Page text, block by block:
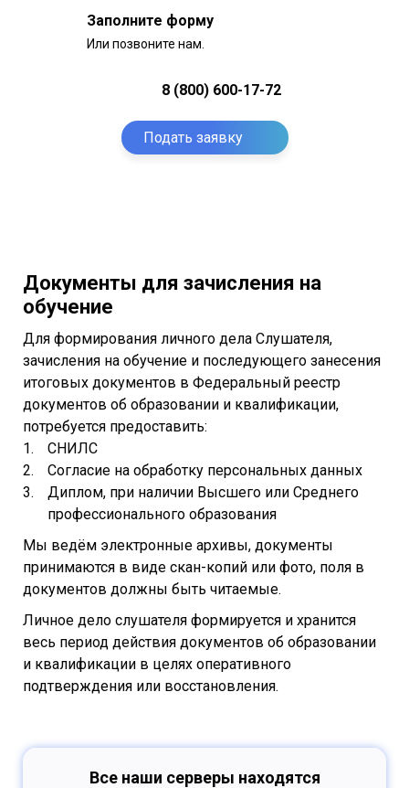
Заполните форму
Или позвоните нам.
8 (800) 600-17-72
Подать заявку
Документы для зачисления на
обучение
Для формирования личного дела Слушателя,
зачисления на обучение и последующего занесения
итоговых документов в Федеральный реестр
документов об образовании и квалификации,
потребуется предоставить:
СНИЛС
Согласие на обработку персональных данных
Диплом, при наличии Высшего или Среднего
профессионального образования
Мы ведём электронные архивы, документы
принимаются в виде скан-копий или фото, поля в
документов должны быть читаемые.
Личное дело слушателя формируется и хранится
весь период действия документов об образовании
и квалификации в целях оперативного
подтверждения или восстановления.
Все наши серверы находятся